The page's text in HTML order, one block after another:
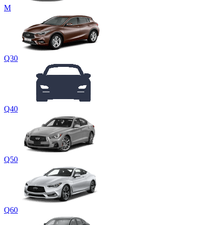
M
Q30
Q40
Q50
Q60